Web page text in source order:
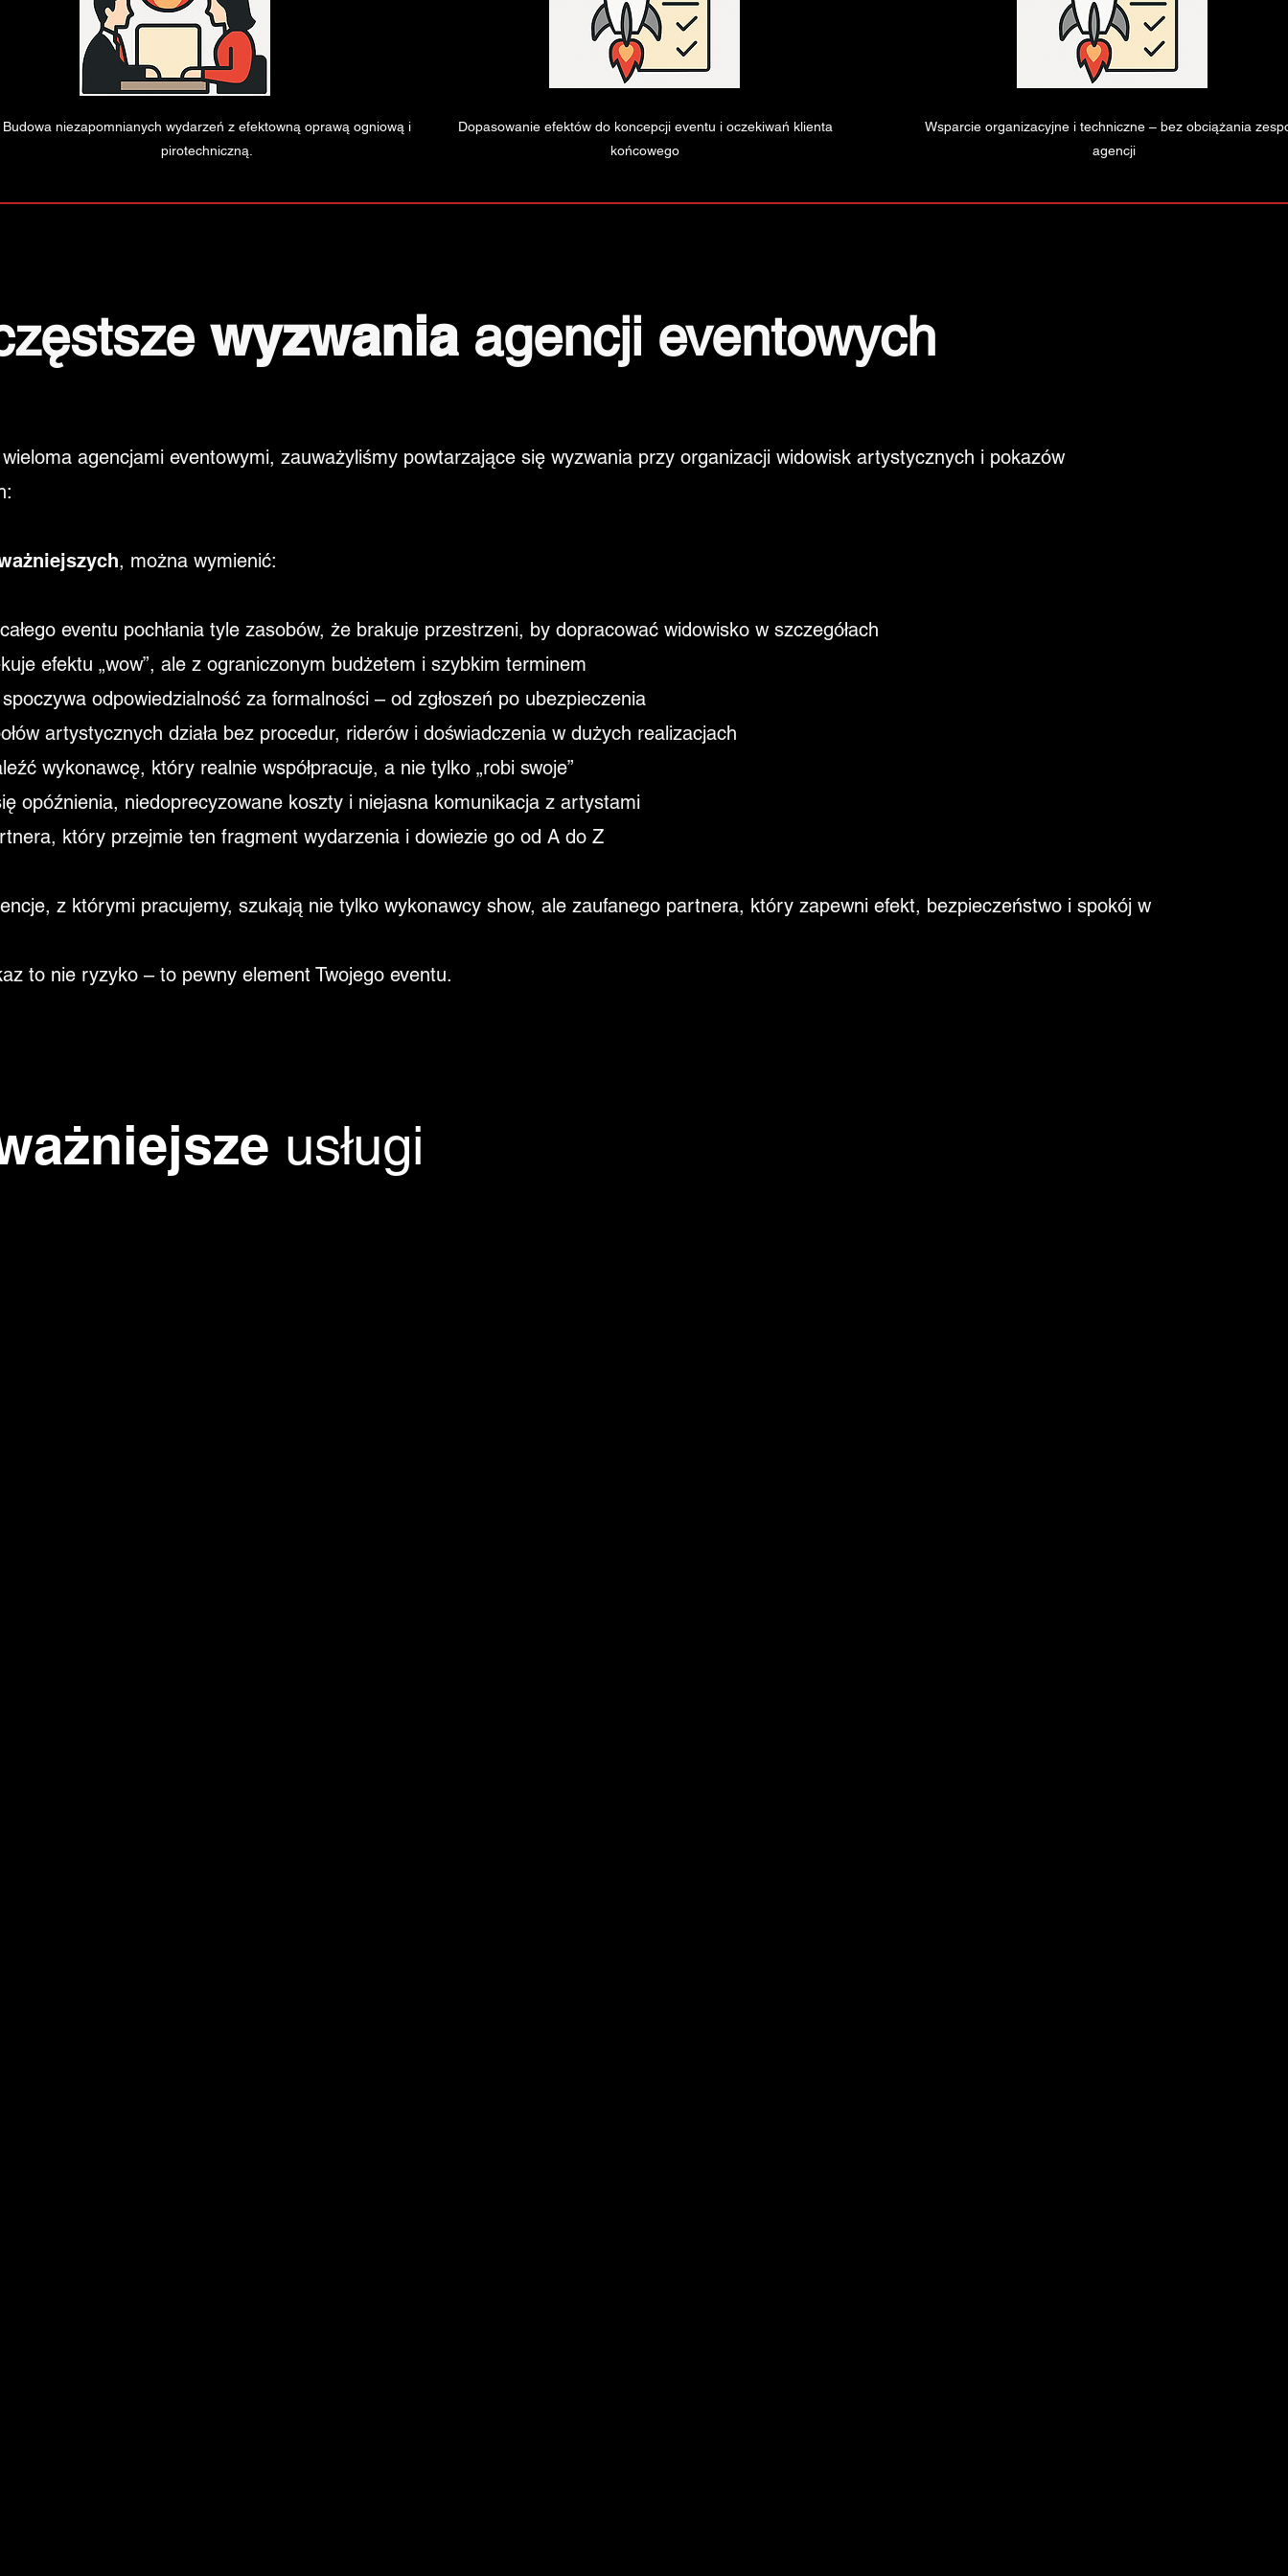
Budowa niezapomnianych wydarzeń z efektowną oprawą ogniową i
pirotechniczną.
Dopasowanie efektów do koncepcji eventu i oczekiwań klienta
końcowego
Wsparcie organizacyjne i techniczne – bez obciążania
agencji
wyzwania agencji eventowych
agencjami eventowymi, zauważyliśmy powtarzające się wyzwania przy organizacji widowisk artystycznych i pokazów
, można wymienić:
eventu pochłania tyle zasobów, że brakuje przestrzeni, by dopracować widowisko w szczegółach
efektu „wow”, ale z ograniczonym budżetem i szybkim terminem
odpowiedzialność za formalności – od zgłoszeń po ubezpieczenia
artystycznych działa bez procedur, riderów i doświadczenia w dużych realizacjach
wykonawcę, który realnie współpracuje, a nie tylko „robi swoje”
opóźnienia, niedoprecyzowane koszty i niejasna komunikacja z artystami
który przejmie ten fragment wydarzenia i dowiezie go od A do Z
z którymi pracujemy, szukają nie tylko wykonawcy show, ale zaufanego partnera, który zapewni efekt, bezpieczeństwo i spokój w
to nie ryzyko – to pewny element Twojego eventu.
usługi